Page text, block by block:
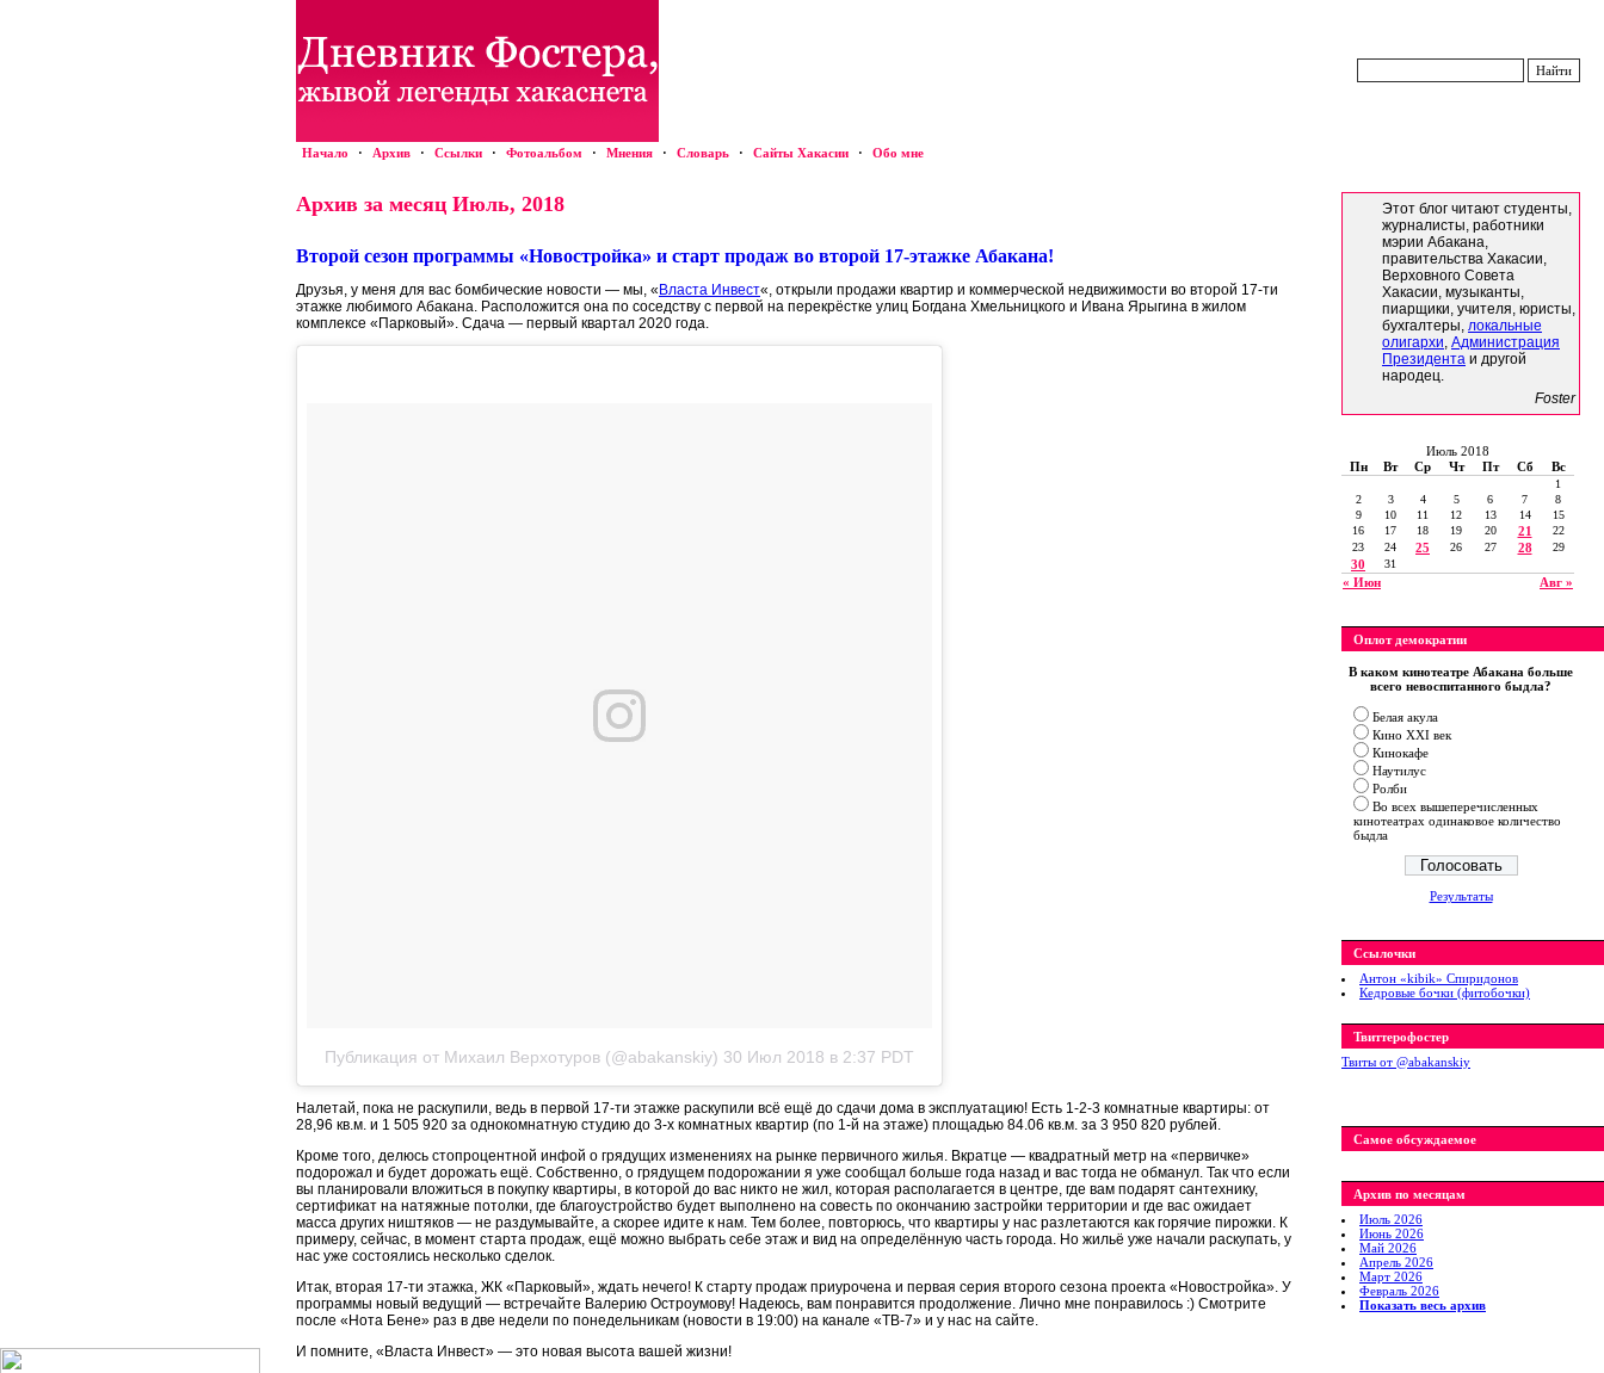
Начало · Архив · Ссылки · Фотоальбом · Мнения · Словарь · Сайты Хакасии · Обо мне
Архив за месяц Июль, 2018
Второй сезон программы «Новостройка» и старт продаж во второй 17-этажке Абакана!
Друзья, у меня для вас бомбические новости — мы, « Власта Инвест«, открыли продажи квартир и коммерческой недвижимости во второй 17-ти
этажке любимого Абакана. Расположится она по соседству с первой на перекрёстке улиц Богдана Хмельницкого и Ивана Ярыгина в жилом
комплексе «Парковый». Сдача — первый квартал 2020 года.
Публикация от Михаил Верхотуров (@abakanskiy) 30 Июл 2018 в 2:37 PDT
Налетай, пока не раскупили, ведь в первой 17-ти этажке раскупили всё ещё до сдачи дома в эксплуатацию! Есть 1-2-3 комнатные квартиры: от
28,96 кв.м. и 1 505 920 за однокомнатную студию до 3-х комнатных квартир (по 1-й на этаже) площадью 84.06 кв.м. за 3 950 820 рублей.
Кроме того, делюсь стопроцентной инфой о грядущих изменениях на рынке первичного жилья. Вкратце — квадратный метр на «первичке»
подорожал и будет дорожать ещё. Собственно, о грядущем подорожании я уже сообщал больше года назад и вас тогда не обманул. Так что если
вы планировали вложиться в покупку квартиры, в которой до вас никто не жил, которая располагается в центре, где вам подарят сантехнику,
сертификат на натяжные потолки, где благоустройство будет выполнено на совесть по окончанию застройки территории и где вас ожидает
масса других ништяков — не раздумывайте, а скорее идите к нам. Тем более, повторюсь, что квартиры у нас разлетаются как горячие пирожки. К
примеру, сейчас, в момент старта продаж, ещё можно выбрать себе этаж и вид на определённую часть города. Но жильё уже начали раскупать, у
нас уже состоялись несколько сделок.
Итак, вторая 17-ти этажка, ЖК «Парковый», ждать нечего! К старту продаж приурочена и первая серия второго сезона проекта «Новостройка». У
программы новый ведущий — встречайте Валерию Остроумову! Надеюсь, вам понравится продолжение. Лично мне понравилось :) Смотрите
после «Нота Бене» раз в две недели по понедельникам (новости в 19:00) на канале «ТВ-7» и у нас на сайте.
И помните, «Власта Инвест» — это новая высота вашей жизни!
Этот блог читают студенты,
журналисты, работники
мэрии Абакана,
правительства Хакасии,
Верховного Совета
Хакасии, музыканты,
пиарщики, учителя, юристы,
бухгалтеры, локальные
олигархи, Администрация
Президента и другой
народец.
Foster
Июль 2018
Пн
Вт Ср Чт Пт Сб Вс
« Июн Авг »
1
2
3 4 5 6 7
8
9
10 11 12 13 14
15
16
17 18 19 20 21
22
23
24 25 26 27 28 29
30 31
Оплот демократии
В каком кинотеатре Абакана больше
всего невоспитанного быдла?
Белая акула
Кино XXI век
Кинокафе
Наутилус
Ролби
Во всех вышеперечисленных
кинотеатрах одинаковое количество
быдла
Результаты
Ссылочки
Антон «kibik» Спиридонов
Кедровые бочки (фитобочки)
Твиттерофостер
Твиты от ‎@abakanskiy
Самое обсуждаемое
Архив по месяцам
Июль 2026
Июнь 2026
Май 2026
Апрель 2026
Март 2026
Февраль 2026
Показать весь архив